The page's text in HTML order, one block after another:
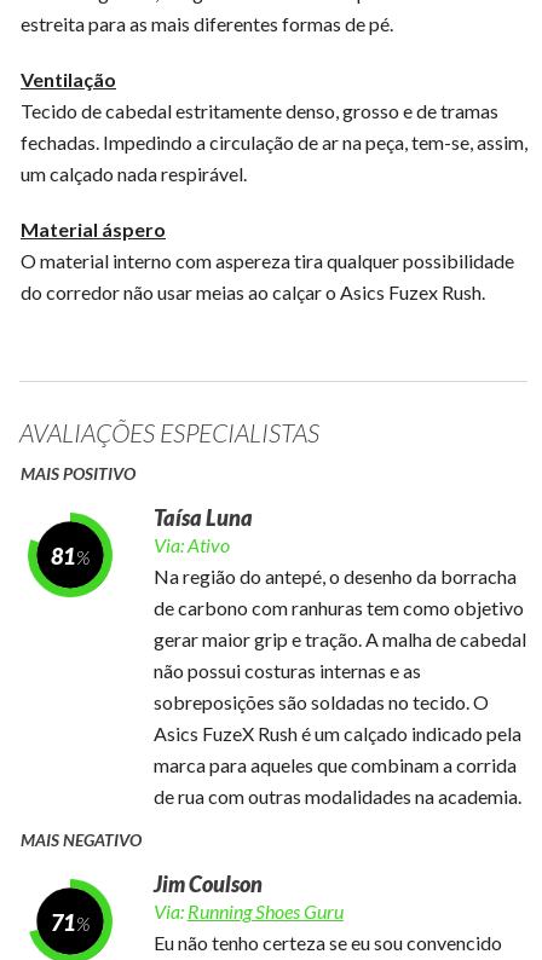
estreita para as mais diferentes formas de pé.
Ventilação
Tecido de cabedal estritamente denso, grosso e de tramas
fechadas. Impedindo a circulação de ar na peça, tem-se, assim,
um calçado nada respirável.
Material áspero
O material interno com aspereza tira qualquer possibilidade
do corredor não usar meias ao calçar o Asics Fuzex Rush.
AVALIAÇÕES ESPECIALISTAS
MAIS POSITIVO
81
Taísa Luna
Via:Ativo
Na região do antepé, o desenho da borracha
de carbono com ranhuras tem como objetivo
gerar maior grip e tração. A malha de cabedal
não possui costuras internas e as
sobreposições são soldadas no tecido. O
Asics FuzeX Rush é um calçado indicado pela
marca para aqueles que combinam a corrida
de rua com outras modalidades na academia.
MAIS NEGATIVO
71
Jim Coulson
Via: Running Shoes Guru
Eu não tenho certeza se eu sou convencido